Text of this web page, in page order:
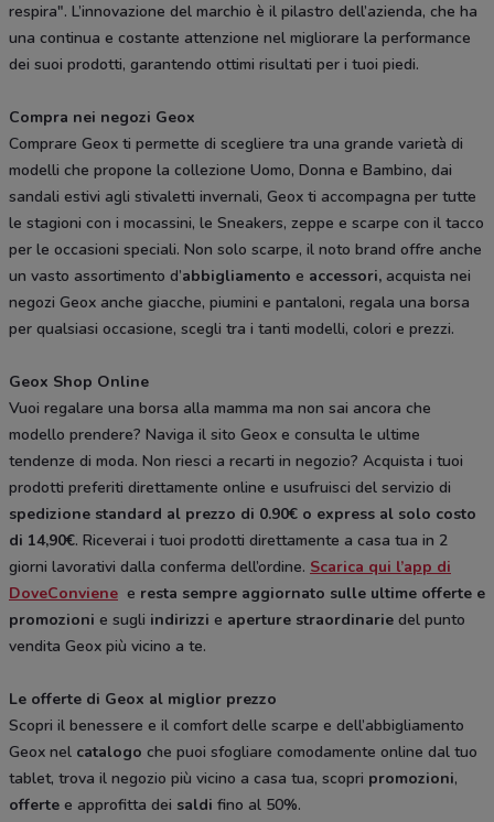
respira". L’innovazione del marchio è il pilastro dell’azienda, che ha
una continua e costante attenzione nel migliorare la performance
dei suoi prodotti, garantendo ottimi risultati per i tuoi piedi.
Compra nei negozi Geox
Comprare Geox ti permette di scegliere tra una grande varietà di
modelli che propone la collezione Uomo, Donna e Bambino, dai
sandali estivi agli stivaletti invernali, Geox ti accompagna per tutte
le stagioni con i mocassini, le Sneakers, zeppe e scarpe con il tacco
per le occasioni speciali. Non solo scarpe, il noto brand offre anche
un vasto assortimento d’abbigliamento e accessori, acquista nei
negozi Geox anche giacche, piumini e pantaloni, regala una borsa
per qualsiasi occasione, scegli tra i tanti modelli, colori e prezzi.
Geox Shop Online
Vuoi regalare una borsa alla mamma ma non sai ancora che
modello prendere? Naviga il sito Geox e consulta le ultime
tendenze di moda. Non riesci a recarti in negozio? Acquista i tuoi
prodotti preferiti direttamente online e usufruisci del servizio di
spedizione standard al prezzo di 0.90€ o express al solo costo
di 14,90. Riceverai i tuoi prodotti direttamente a casa tua in 2
giorni lavorativi dalla conferma dell’ordine. Scarica qui l’app di
DoveConviene e resta sempre aggiornato sulle ultime offerte e
promozioni e sugli indirizzi e aperture straordinarie del punto
vendita Geox più vicino a te.
Le offerte di Geox al miglior prezzo
Scopri il benessere e il comfort delle scarpe e dell’abbigliamento
Geox nel catalogo che puoi sfogliare comodamente online dal tuo
tablet, trova il negozio più vicino a casa tua, scopri promozioni,
offerte e approfitta dei saldi fino al 50%.